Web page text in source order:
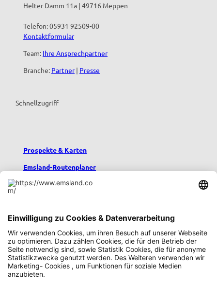
Helter Damm 11a | 49716 Meppen
Telefon: 05931 92509-00
Kontaktformular
Team: Ihre Ansprechpartner
Branche: Partner| Presse
Schnellzugriff
Prospekte & Karten
Emsland-Routenplaner
Emsland-Blog
Urlaub mit Kindern
Podcast emsland.entspannt
Emsland-Newsletter